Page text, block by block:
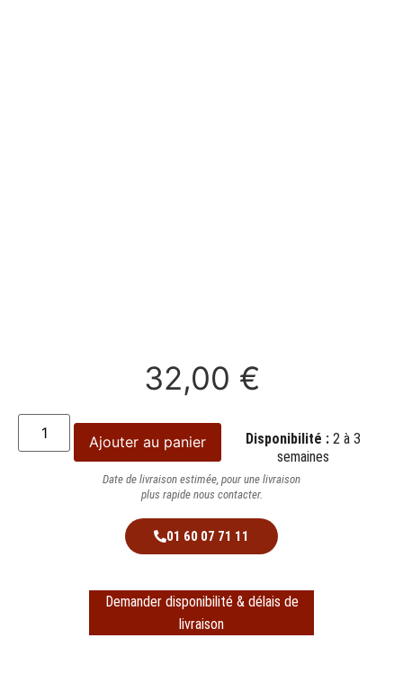
32,00 €
Ajouter au panier Disponibilité : 2 à 3
semaines
Date de livraison estimée, pour une livraison
plus rapide nous contacter.
01 60 07 71 11
Demander disponibilité & délais de
livraison